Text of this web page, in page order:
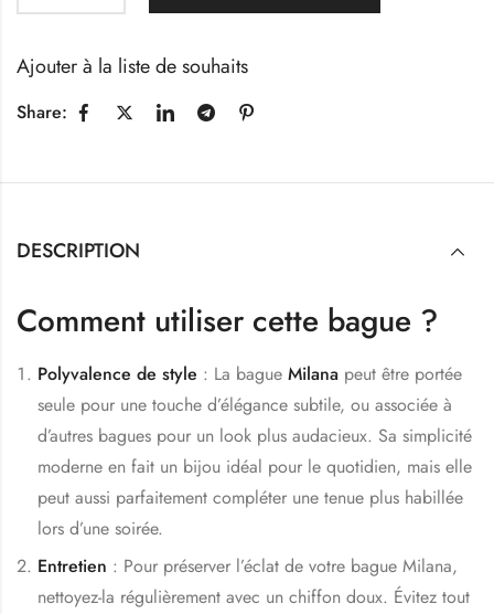
Ajouter à la liste de souhaits
Share:
DESCRIPTION
Comment utiliser cette bague ?
Polyvalence de style : La bagueMilana peut être portée
seule pour une touche d’élégance subtile, ou associée à
d’autres bagues pour un look plus audacieux. Sa simplicité
moderne en fait un bijou idéal pour le quotidien, mais elle
peut aussi parfaitement compléter une tenue plus habillée
lors d’une soirée.
Entretien : Pour préserver l’éclat de votre bague Milana,
nettoyez-la régulièrement avec un chiffon doux. Évitez tout